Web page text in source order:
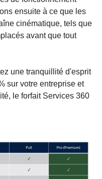
ensuite à ce que les
cinématique, tels que
avant que tout
une tranquillité d'esprit
sur votre entreprise et
le forfait Services 360